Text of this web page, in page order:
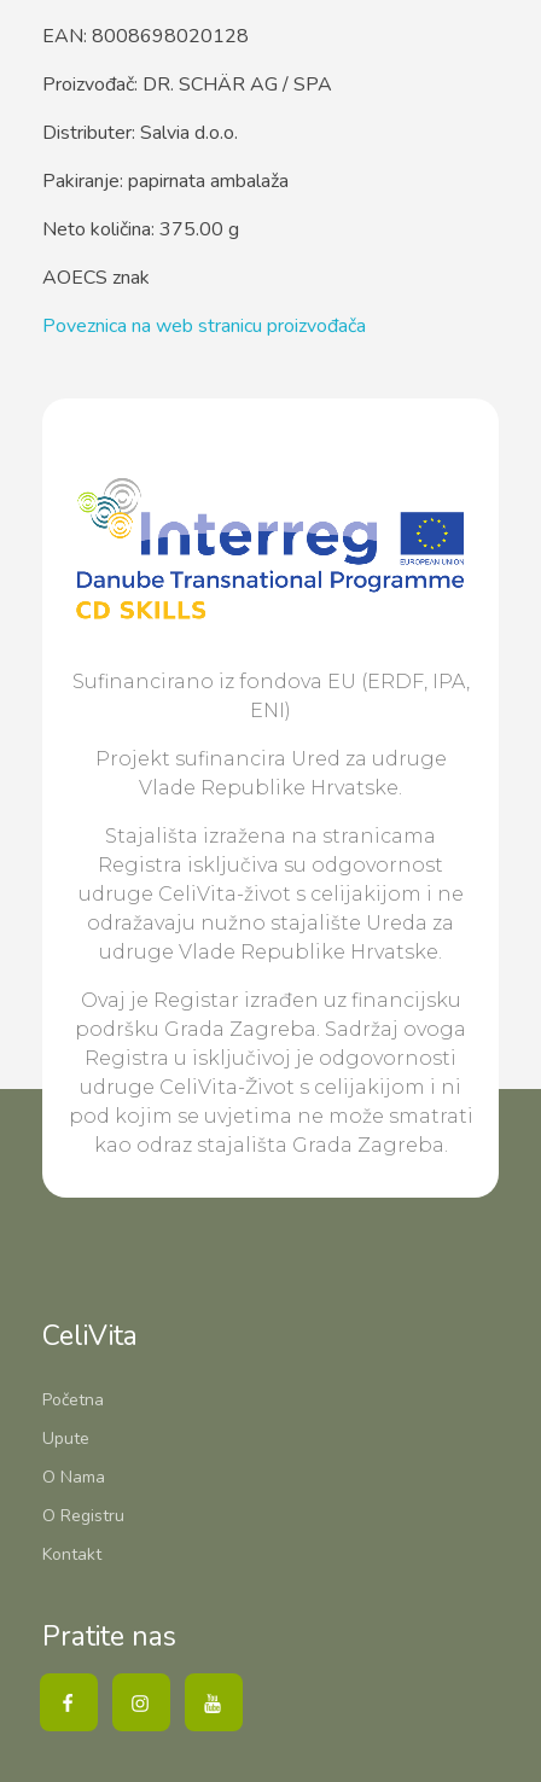
EAN: 8008698020128
Proizvođač: DR. SCHÄR AG / SPA
Distributer: Salvia d.o.o.
Pakiranje: papirnata ambalaža
Neto količina: 375.00 g
AOECS znak
Poveznica na web stranicu proizvođača
Sufinancirano iz fondova EU (ERDF, IPA,
ENI)
Projekt sufinancira Ured za udruge
Vlade Republike Hrvatske.
Stajališta izražena na stranicama
Registra isključiva su odgovornost
udruge CeliVita-život s celijakijom i ne
odražavaju nužno stajalište Ureda za
udruge Vlade Republike Hrvatske.
Ovaj je Registar izrađen uz financijsku
podršku Grada Zagreba. Sadržaj ovoga
Registra u isključivoj je odgovornosti
udruge CeliVita-Život s celijakijom i ni
pod kojim se uvjetima ne može smatrati
kao odraz stajališta Grada Zagreba.
CeliVita
Početna
Upute
O Nama
O Registru
Kontakt
Pratite nas